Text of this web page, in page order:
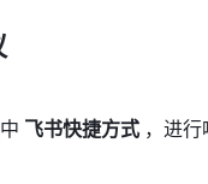
飞书快捷方式 ，进行